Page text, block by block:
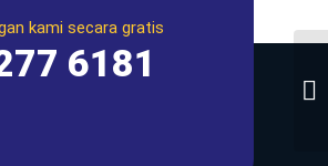
kami secara gratis
6181